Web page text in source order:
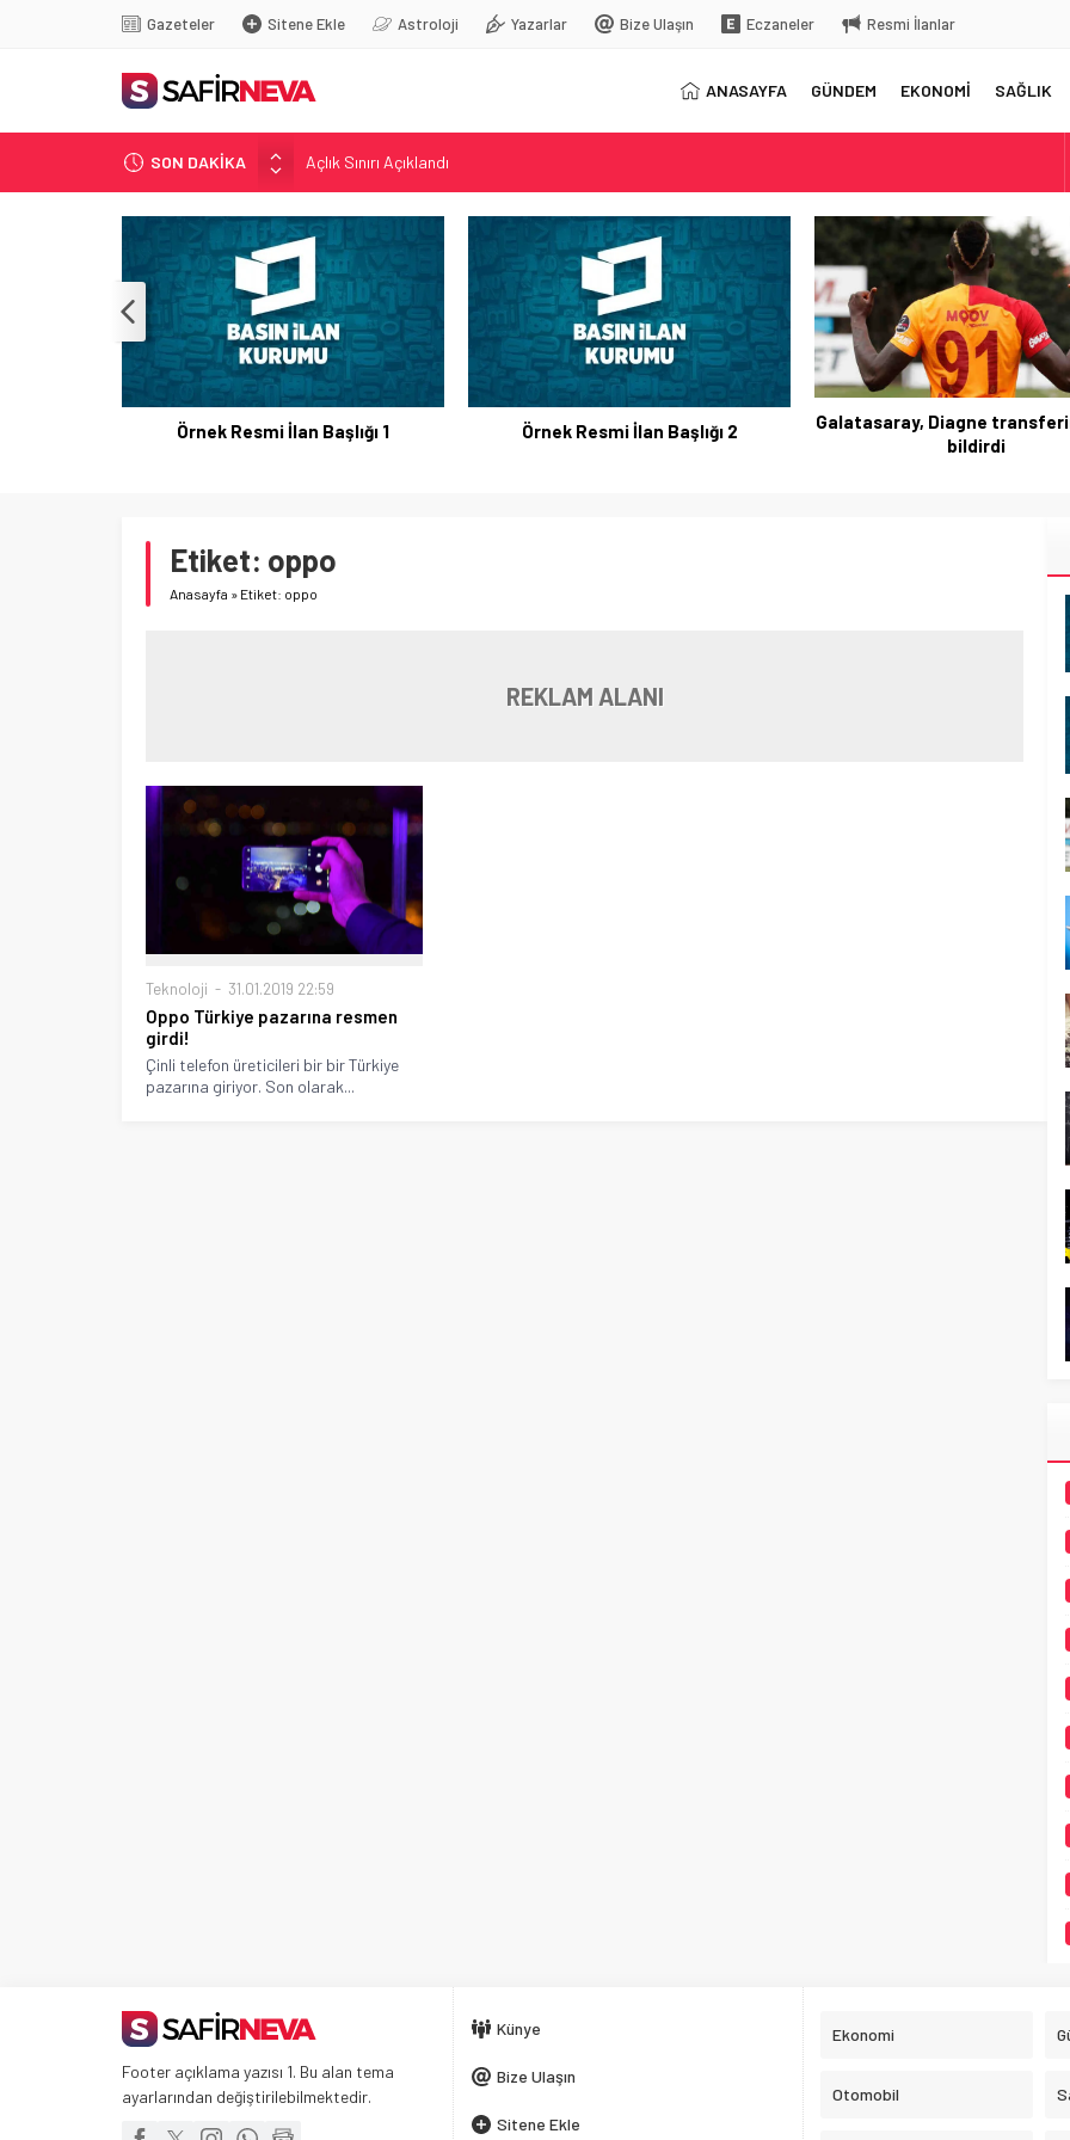
Gazeteler Sitene Ekle Astroloji Yazarlar Bize Ulaşın Eczaneler Resmi İlanlar
ANASAYFA GÜNDEM EKONOMİ SAĞLIK
SON DAKİKA
Açlık Sınırı Açıklandı
Öğretmenlere Kötü Haber
FETÖ’nün kritik ismi tutuklandı
Son dakika… İstanbul’da trafik felç
Yunanistan Başbakanı Çipras Türkiye’ye gelecek
Örnek Resmi İlan Başlığı 1 Örnek Resmi İlan Başlığı 2
Galatasaray, Diagne
bildirdi
Etiket: oppo
Anasayfa » Etiket: oppo
REKLAM ALANI
Teknoloji 31.01.2019 22:59
Oppo Türkiye pazarına resmen
girdi!
Çinli telefon üreticileri bir bir Türkiye
pazarına giriyor. Son olarak...
Footer açıklama yazısı 1. Bu alan tema
ayarlarından değiştirilebilmektedir.
Künye
Bize Ulaşın
Sitene Ekle
Ekonomi
Otomobil